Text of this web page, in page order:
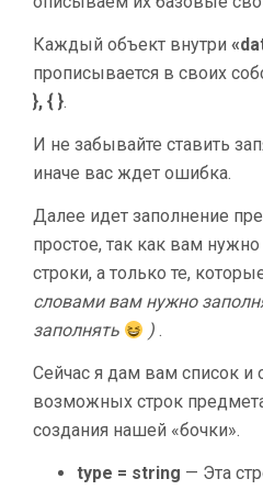
Каждый объект внутри
прописывается в своих
}, { }.
И не забывайте ставить
иначе вас ждет ошибка.
Далее идет заполнение
простое, так как вам
строки, а только те,
словами вам нужно
заполнять
) .
Сейчас я дам вам список и
возможных строк
создания нашей «бочки».
type = string — Эта